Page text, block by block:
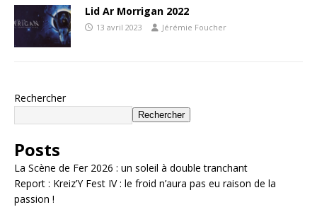
Lid Ar Morrigan 2022
13 avril 2023 Jérémie Foucher
Rechercher
Rechercher
Posts
La Scène de Fer 2026 : un soleil à double tranchant
Report : Kreiz’Y Fest IV : le froid n’aura pas eu raison de la
passion !